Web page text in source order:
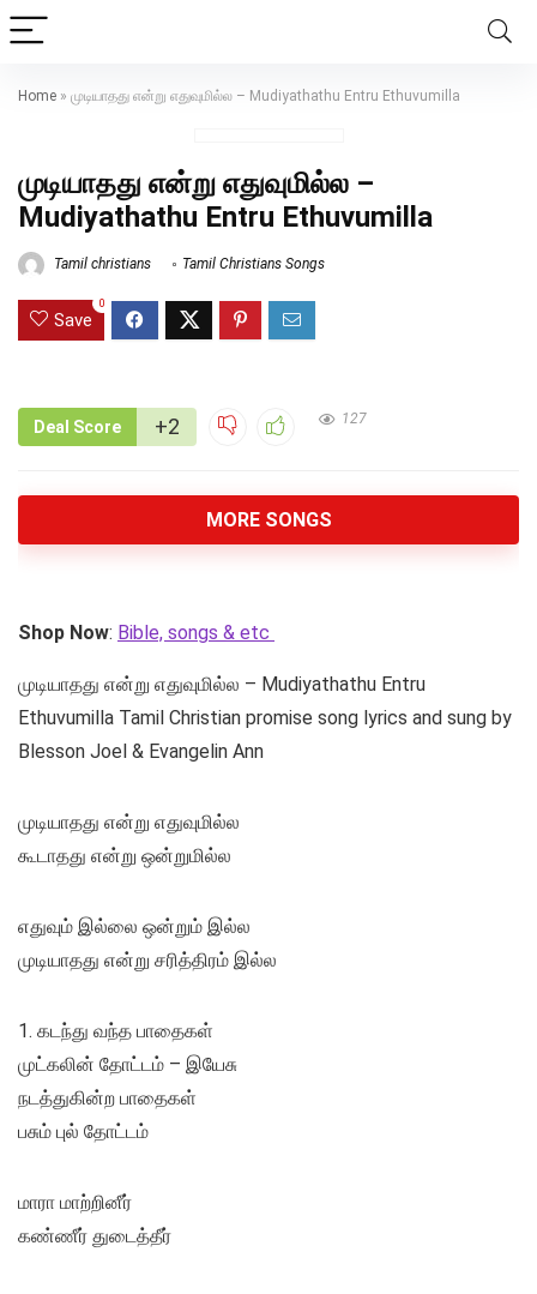
Home » முடியாதது என்று எதுவுமில்ல – Mudiyathathu Entru Ethuvumilla
முடியாதது என்று எதுவுமில்ல –
Mudiyathathu Entru Ethuvumilla
Tamil christians Tamil Christians Songs
Save
0
Deal Score +2 127
MORE SONGS
Shop Now: Bible, songs & etc
முடியாதது என்று எதுவுமில்ல – Mudiyathathu Entru
Ethuvumilla Tamil Christian promise song lyrics and sung by
Blesson Joel & Evangelin Ann
முடியாதது என்று எதுவுமில்ல
கூடாதது என்று ஒன்றுமில்ல
எதுவும் இல்லை ஒன்றும் இல்ல
முடியாதது என்று சரித்திரம் இல்ல
1. கடந்து வந்த பாதைகள்
முட்கலின் தோட்டம் – இயேசு
நடத்துகின்ற பாதைகள்
பசும் புல் தோட்டம்
மாரா மாற்றினீர்
கண்ணீர் துடைத்தீர்